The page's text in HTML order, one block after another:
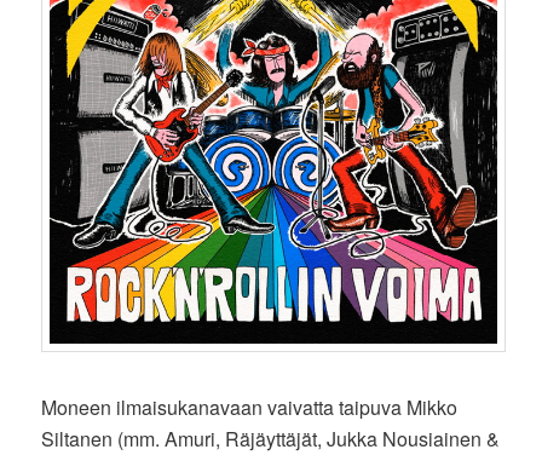
Moneen ilmaisukanavaan vaivatta taipuva Mikko
Siltanen (mm. Amuri, Räjäyttäjät, Jukka Nousiainen &